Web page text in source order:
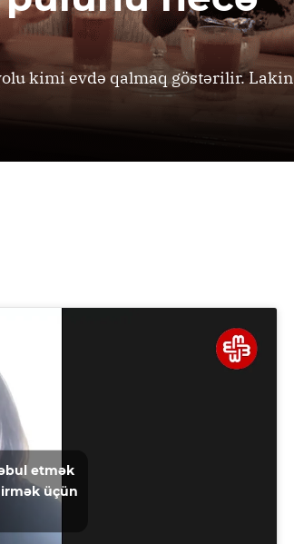
kimi evdə qalmaq göstərilir. Lakin
etmək
üçün